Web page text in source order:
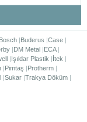
Bosch Buderus Case
DM Metal ECA
Işıldar Plastik
İtek
Pimtaş
Protherm
Sukar Trakya Döküm